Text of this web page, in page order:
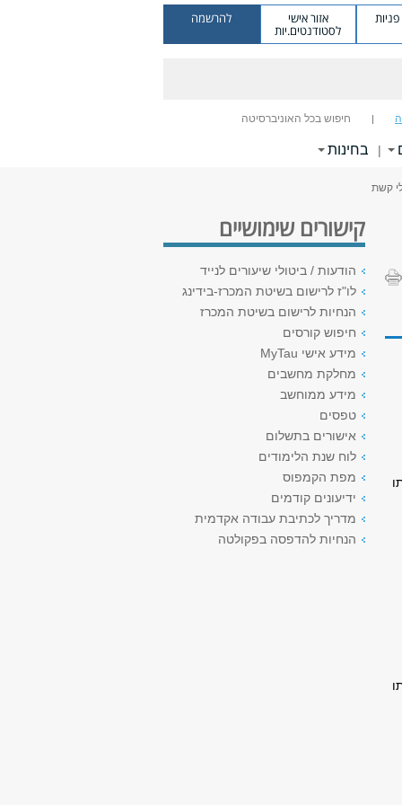
אזור אישי
לסטודנטים.יות
להרשמה
חיפוש בכל האוניברסיטה
| בחינות
קשת
קישורים שימושיים
הודעות / ביטולי שיעורים לנייד
לו"ז לרישום בשיטת המכרז-בידינג
הנחיות לרישום בשיטת המכרז
חיפוש קורסים
מידע אישי MyTau
מחלקת מחשבים
מידע ממוחשב
טפסים
אישורים בתשלום
לוח שנת הלימודים
מפת הקמפוס
ידיעונים קודמים
מדריך לכתיבת עבודה אקדמית
הנחיות להדפסה בפקולטה